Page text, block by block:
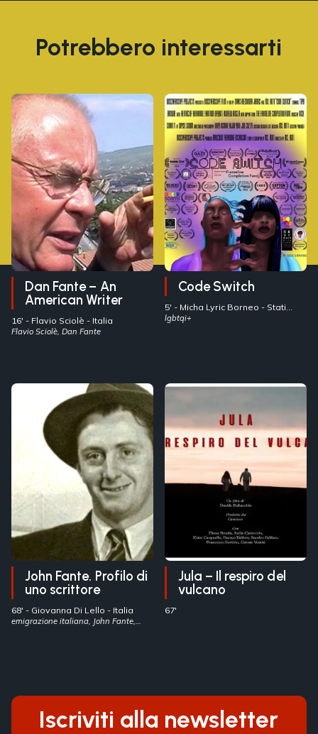
Potrebbero interessarti
Dan Fante – An
American Writer
16' - Flavio Sciolè - Italia
Flavio Sciolè, Dan Fante
Code Switch
5' - Micha Lyric Borneo
Uniti
lgbtqi+
John Fante. Profilo di
uno scrittore
68' - Giovanna Di Lello - Italia
emigrazione italiana, John Fante,
Jula – Il respiro del
vulcano
67'
Iscriviti alla newsletter